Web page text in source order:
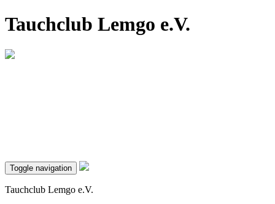
Tauchclub Lemgo e.V.
Toggle navigation
Tauchclub Lemgo e.V.